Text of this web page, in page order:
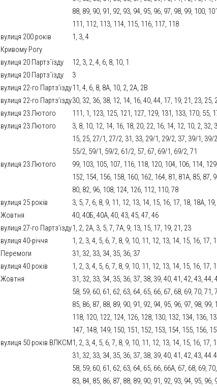
88, 89, 90, 91, 92, 93, 94, 95, 96, 97, 98, 99, 100,
111, 112, 113, 114, 115, 116, 117, 118
вулиця 200 років
Кривому Рогу
1, 3, 4
вулиця 20 Партз`їзду 12, 3, 2, 4, 6, 8, 10, 1
вулиця 20 Партз`їзду
3
вулиця 22-го Партз’ізду11, 4, 6, 8, 8А, 10, 2, 2А, 2В
вулиця 22-го Партз’ізду30, 32, 36, 38, 12, 14, 16, 40, 44, 17, 19, 21, 23, 25,
вулиця 23 Лютого
111, 1, 123, 125, 121, 127, 129, 131, 133, 170, 55,
вулиця 23 Лютого
3, 8, 10, 12, 14, 16, 18, 20, 22, 16, 14, 12, 10, 2,
15, 25, 27/1, 27/2, 31, 33, 29/1, 29/2, 37, 39/1,
55/2, 59/1, 59/2, 61/2, 57, 67, 69/1, 69/2, 71
вулиця 23 Лютого
99, 103, 105, 107, 116, 118, 120, 104, 106, 114,
152, 154, 156, 158, 160, 162, 164, 81, 81А, 85, 87,
80, 82, 96, 108, 124, 126, 112, 110, 78
вулиця 25 років
Жовтня
3, 5, 7, 6, 8, 9, 11, 12, 13, 14, 15, 16, 17, 18, 18А,
40, 40Б, 40А, 40, 43, 45, 47, 46
вулиця 27-го Партз’ізду1, 2, 2А, 3, 5, 7, 7А, 9, 13, 15, 17, 19, 21, 23
вулиця 40-річчя
Перемоги
1, 2, 3, 4, 5, 6, 7, 8, 9, 10, 11, 12, 13, 14, 15, 16, 17,
31, 32, 33, 34, 35, 36, 37
вулиця 40 років
Жовтня
1, 2, 3, 4, 5, 6, 7, 8, 9, 10, 11, 12, 13, 14, 15, 16, 17,
31, 32, 33, 34, 35, 36, 37, 38, 39, 40, 41, 42, 43,
58, 59, 60, 61, 62, 63, 64, 65, 66, 67, 68, 69, 70,
85, 86, 87, 88, 89, 90, 91, 92, 94, 95, 96, 97, 98,
118, 120, 122, 124, 126, 128, 130, 132, 134, 136,
147, 148, 149, 150, 151, 152, 153, 154, 155, 156,
вулиця 50 років ВЛКСМ1, 2, 3, 4, 5, 6, 7, 8, 9, 10, 11, 12, 13, 14, 15, 16, 17,
31, 32, 33, 34, 35, 36, 37, 38, 39, 40, 41, 42, 43,
58, 59, 60, 61, 62, 63, 64, 65, 66, 66А, 67, 68, 69,
83, 84, 85, 86, 87, 88, 89, 90, 91, 92, 93, 94, 95,